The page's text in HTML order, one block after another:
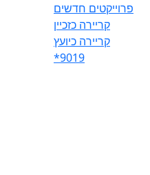
פרוייקטים חדשים
קריירה כזכיין
קריירה כיועץ
*9019